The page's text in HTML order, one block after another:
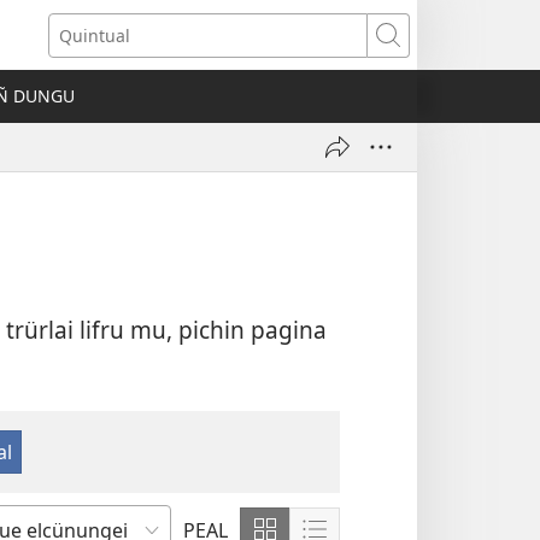
Quintual
DUNGU
lifru mu, pichin pagina
PEAL